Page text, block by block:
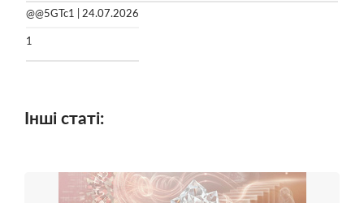
@@5GTc1 | 24.07.2026
1
Інші статі: